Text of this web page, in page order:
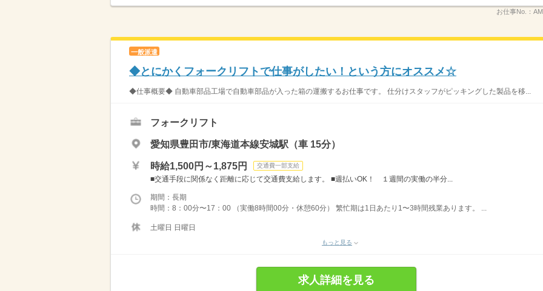
お仕事No.：
一般派遣
◆とにかくフォークリフトで仕事がしたい！という方にオススメ☆
◆仕事概要◆ 自動車部品工場で自動車部品が入った箱の運搬するお仕事です。 仕分けスタッフがピッキングした製品を移...
フォークリフト
愛知県豊田市/東海道本線安城駅（車 15分）
時給1,500円～1,875円 交通費一部支給
■交通手段に関係なく距離に応じて交通費支給します。 ■週払いOK！ １週間の実働の半分...
期間：長期
時間：8：00分〜17：00 （実働8時間00分・休憩60分） 繁忙期は1日あたり1〜3時間残業あります。 ...
土曜日 日曜日
もっと見る
求人詳細を見る